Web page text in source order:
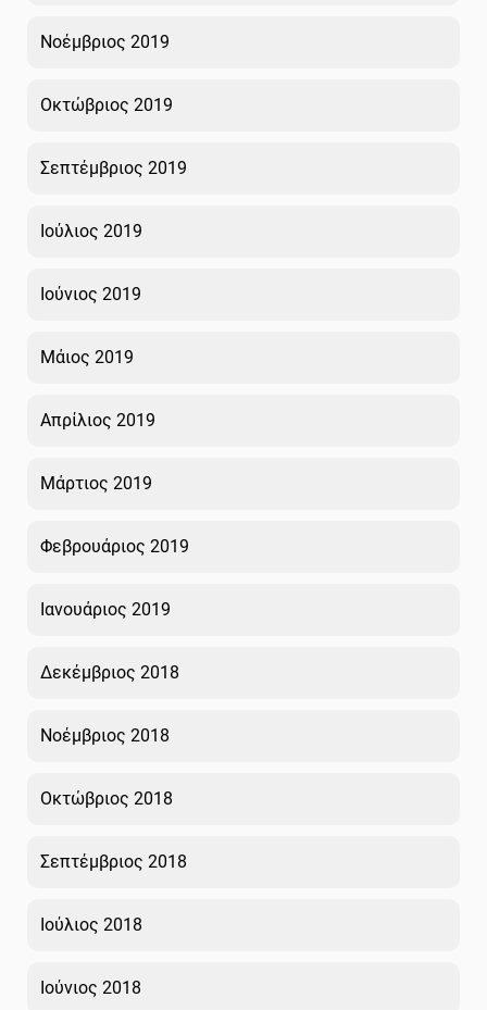
Νοέμβριος 2019
Οκτώβριος 2019
Σεπτέμβριος 2019
Ιούλιος 2019
Ιούνιος 2019
Μάιος 2019
Απρίλιος 2019
Μάρτιος 2019
Φεβρουάριος 2019
Ιανουάριος 2019
Δεκέμβριος 2018
Νοέμβριος 2018
Οκτώβριος 2018
Σεπτέμβριος 2018
Ιούλιος 2018
Ιούνιος 2018